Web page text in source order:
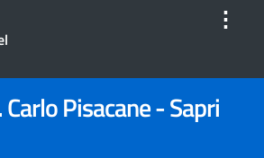
⋮
Carlo Pisacane - Sapri